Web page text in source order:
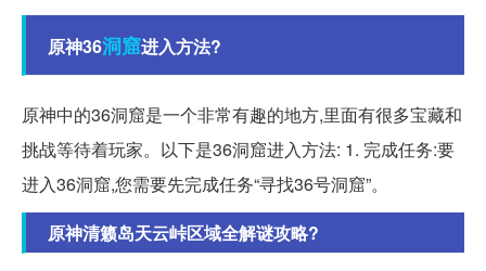
原神36洞窟进入方法?
原神中的36洞窟是一个非常有趣的地方,里面有很多宝藏和
挑战等待着玩家。以下是36洞窟进入方法: 1. 完成任务:要
进入36洞窟,您需要先完成任务“寻找36号洞窟”。
原神清籁岛天云峠区域全解谜攻略?